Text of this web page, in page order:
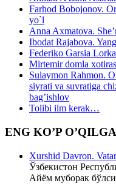
Farhod Bobojonov.
yo`l
Anna Axmatova.
Ibodat Rajabova.
Federiko Garsia
Mirtemir domla
Sulaymon Rahmon.
siyrati va suvratiga
bag’ishlov
Tolibi ilm kerak…
ENG KO’P
Xurshid Davron.
Ўзбекистон
Айём муборак